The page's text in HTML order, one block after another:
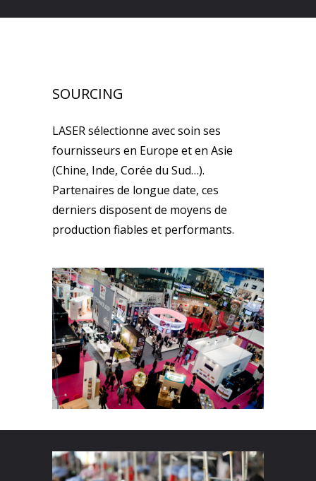
SOURCING
LASER sélectionne avec soin ses
fournisseurs en Europe et en Asie
(Chine, Inde, Corée du Sud…).
Partenaires de longue date, ces
derniers disposent de moyens de
production fiables et performants.